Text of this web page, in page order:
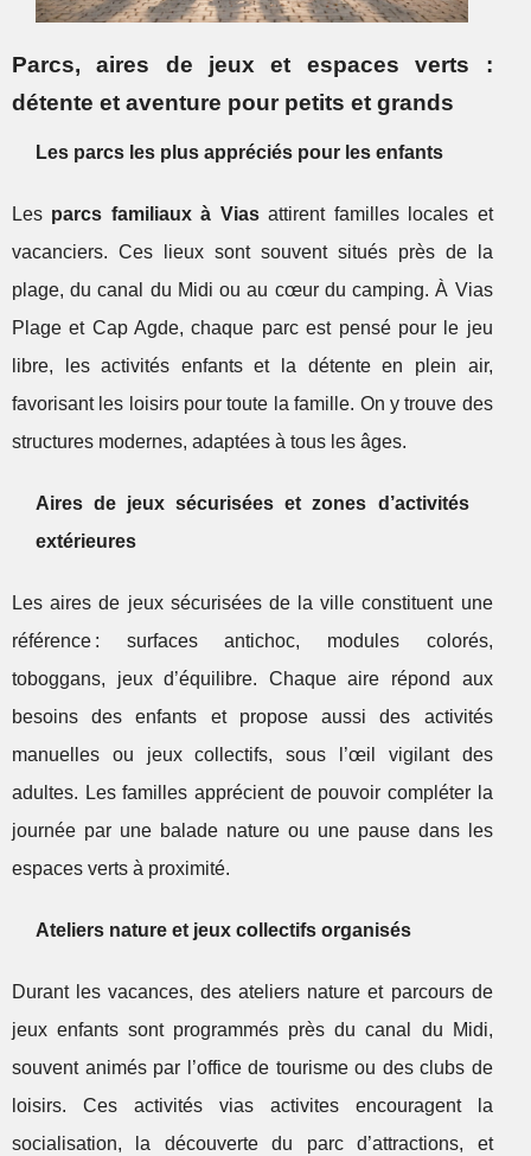
Parcs, aires de jeux et espaces verts :
détente et aventure pour petits et grands
Les parcs les plus appréciés pour les enfants
Les parcs familiaux à Viasattirent familles locales et
vacanciers. Ces lieux sont souvent situés près de la
plage, du canal du Midi ou au cœur du camping. À Vias
Plage et Cap Agde, chaque parc est pensé pour le jeu
libre, les activités enfants et la détente en plein air,
favorisant les loisirs pour toute la famille. On y trouve des
structures modernes, adaptées à tous les âges.
Aires de jeux sécurisées et zones d’activités
extérieures
Les aires de jeux sécurisées de la ville constituent une
référence : surfaces antichoc, modules colorés,
toboggans, jeux d’équilibre. Chaque aire répond aux
besoins des enfants et propose aussi des activités
manuelles ou jeux collectifs, sous l’œil vigilant des
adultes. Les familles apprécient de pouvoir compléter la
journée par une balade nature ou une pause dans les
espaces verts à proximité.
Ateliers nature et jeux collectifs organisés
Durant les vacances, des ateliers nature et parcours de
jeux enfants sont programmés près du canal du Midi,
souvent animés par l’office de tourisme ou des clubs de
loisirs. Ces activités vias activites encouragent la
socialisation, la découverte du parc d’attractions, et